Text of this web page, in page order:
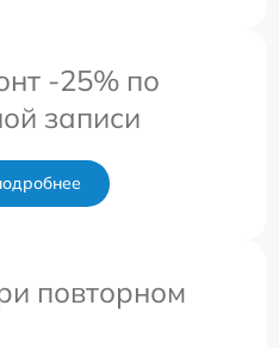
-25% по
записи
повторном